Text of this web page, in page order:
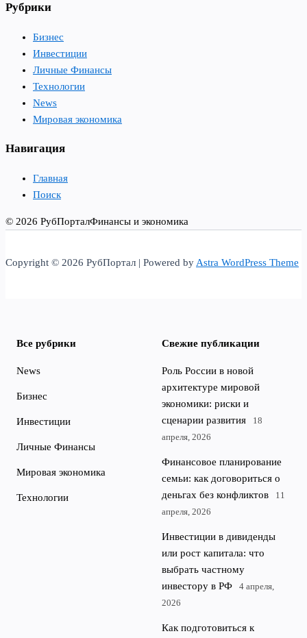
Рубрики
Бизнес
Инвестиции
Личные Финансы
Технологии
News
Мировая экономика
Навигация
Главная
Поиск
© 2026 РубПорталФинансы и экономика
Copyright © 2026 РубПортал | Powered by Astra WordPress Theme
Все рубрики
News
Бизнес
Инвестиции
Личные Финансы
Мировая экономика
Технологии
Свежие публикации
Роль России в новой
архитектуре мировой
экономики: риски и
сценарии развития
18
апреля, 2026
Финансовое планирование
семьи: как договориться о
деньгах без конфликтов
11
апреля, 2026
Инвестиции в дивиденды
или рост капитала: что
выбрать частному
инвестору в РФ
4 апреля,
2026
Как подготовиться к